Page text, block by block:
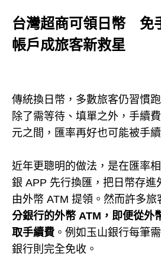
台灣超商可領日幣 免
帳戶成旅客新救星
傳統換日幣，多數旅客仍習慣
除了需等待、填單之外，手續
元之間，匯率再好也可能被手
近年更聰明的做法，是在匯率
銀 APP 先行換匯，把日幣存進
由外幣 ATM 提領。然而許多旅
分銀行的外幣 ATM，即便從外
取手續費 。例如玉山銀行每筆
銀行則完全免收。